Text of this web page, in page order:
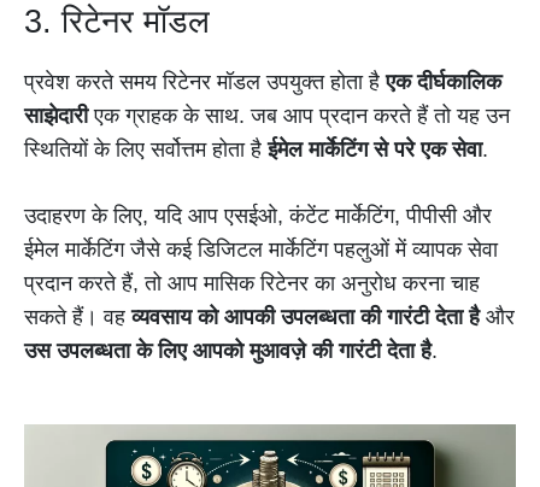
3. रिटेनर मॉडल
प्रवेश करते समय रिटेनर मॉडल उपयुक्त होता हैएक दीर्घकालिक
साझेदारीएक ग्राहक के साथ. जब आप प्रदान करते हैं तो यह उन
स्थितियों के लिए सर्वोत्तम होता हैईमेल मार्केटिंग से परे एक सेवा.
उदाहरण के लिए, यदि आप एसईओ, कंटेंट मार्केटिंग, पीपीसी और
ईमेल मार्केटिंग जैसे कई डिजिटल मार्केटिंग पहलुओं में व्यापक सेवा
प्रदान करते हैं, तो आप मासिक रिटेनर का अनुरोध करना चाह
सकते हैं। वहव्यवसाय को आपकी उपलब्धता की गारंटी देता हैऔर
उस उपलब्धता के लिए आपको मुआवज़े की गारंटी देता है.